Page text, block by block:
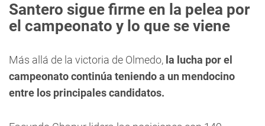
Santero sigue firme en la pelea por
el campeonato y lo que se viene
Más allá de la victoria de Olmedo, la lucha por el
campeonato continúa teniendo a un mendocino
entre los principales candidatos.